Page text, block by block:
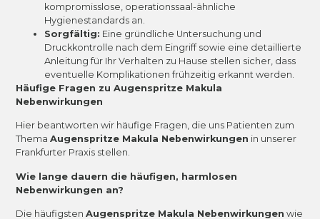
kompromisslose, operationssaal-ähnliche
Hygienestandards an.
Sorgfältig: Eine gründliche Untersuchung und
Druckkontrolle nach dem Eingriff sowie eine detaillierte
Anleitung für Ihr Verhalten zu Hause stellen sicher, dass
eventuelle Komplikationen frühzeitig erkannt werden.
Häufige Fragen zu Augenspritze Makula
Nebenwirkungen
Hier beantworten wir häufige Fragen, die uns Patienten zum
ThemaAugenspritze Makula Nebenwirkungen in unserer
Frankfurter Praxis stellen.
Wie lange dauern die häufigen, harmlosen
Nebenwirkungen an?
Die häufigstenAugenspritze Makula Nebenwirkungen wie